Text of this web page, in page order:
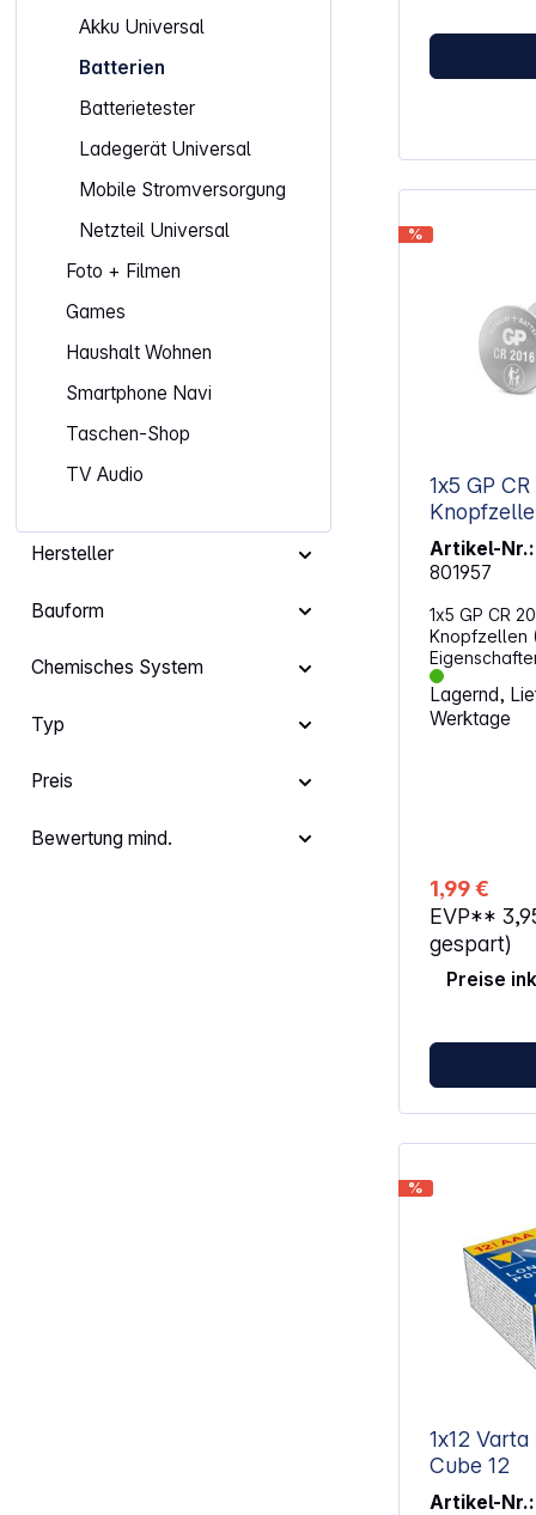
Akku Universal
Batterien
Batterietester
Ladegerät Universal
Mobile Stromversorgung
Netzteil Universal
Foto + Filmen
Games
Haushalt Wohnen
Smartphone Navi
Taschen-Shop
TV Audio
Hersteller
Bauform
Chemisches System
Typ
Preis
Bewertung mind.
%
1x5 GP
Artikel-Nr.:
801957
1x5 GP CR
Knopfzellen
Eigenschaften:
oder
Uhren,
ECR2016,
LM2016,
280-204,
50CF/3D
Lagernd,
Werktage
1,99 €
EVP**
gespart)
Preise
%
1x12
Cube 12
Artikel-Nr.: